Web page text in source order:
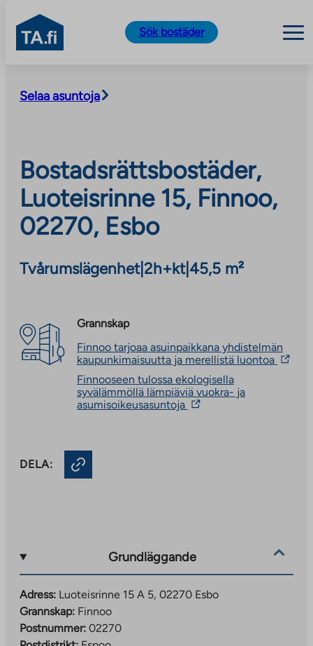
content
TA.fi
Sök bostäder
Selaa asuntoja
Bostadsrättsbostäder,
Luoteisrinne 15, Finnoo,
02270, Esbo
Tvårumslägenhet|2h+kt| 45,5 m²
Grannskap
Finnoo tarjoaa asuinpaikkana yhdistelmän
kaupunkimaisuutta ja merellistä luontoa The
Finnooseen tulossa ekologisella
syvälämmöllä lämpiäviä vuokra- ja
asumisoikeusasuntoja The
new
DELA:
Grundläggande
Adress: Luoteisrinne 15 A 5, 02270 Esbo
Grannskap: Finnoo
Postnummer: 02270